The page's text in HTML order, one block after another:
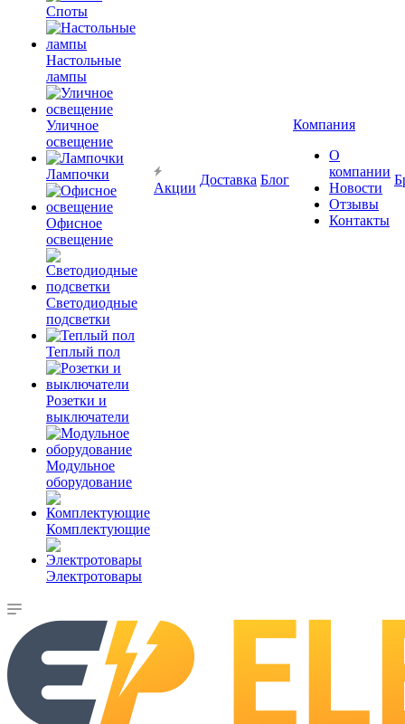
Споты
Настольные
лампы
Уличное
освещение
Лампочки
Офисное
освещение
Светодиодные
подсветки
Теплый пол
Розетки и
выключатели
Модульное
оборудование
Комплектующие
Электротовары
Акции
Доставка Блог
Компания
О
компании
Новости
Отзывы
Контакты